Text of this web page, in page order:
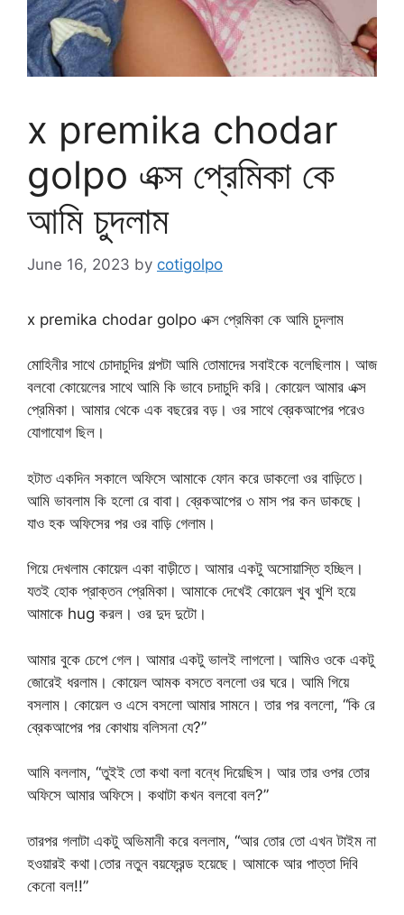
x premika chodar
golpo এক্স প্রেমিকা কে
আমি চুদলাম
June 16, 2023 by cotigolpo
x premika chodar golpo এক্স প্রেমিকা কে আমি চুদলাম
মোহিনীর সাথে চোদাচুদির গল্পটা আমি তোমাদের সবাইকে বলেছিলাম। আজ
বলবো কোয়েলের সাথে আমি কি ভাবে চদাচুদি করি। কোয়েল আমার এক্স
প্রেমিকা। আমার থেকে এক বছরের বড়। ওর সাথে ব্রেকআপের পরেও
যোগাযোগ ছিল।
হটাত একদিন সকালে অফিসে আমাকে ফোন করে ডাকলো ওর বাড়িতে।
আমি ভাবলাম কি হলো রে বাবা। ব্রেকআপের ৩ মাস পর কন ডাকছে।
যাও হক অফিসের পর ওর বাড়ি গেলাম।
গিয়ে দেখলাম কোয়েল একা বাড়ীতে। আমার একটু অসোয়াস্তি হচ্ছিল।
যতই হোক প্রাক্তন প্রেমিকা। আমাকে দেখেই কোয়েল খুব খুশি হয়ে
আমাকে hug করল। ওর দুদ দুটো।
আমার বুকে চেপে গেল। আমার একটু ভালই লাগলো। আমিও ওকে একটু
জোরেই ধরলাম। কোয়েল আমক বসতে বললো ওর ঘরে। আমি গিয়ে
বসলাম। কোয়েল ও এসে বসলো আমার সামনে। তার পর বললো, “কি রে
ব্রেকআপের পর কোথায় বলিসনা যে?”
আমি বললাম, “তুইই তো কথা বলা বন্ধে দিয়েছিস। আর তার ওপর তোর
অফিসে আমার অফিসে। কথাটা কখন বলবো বল?”
তারপর গলাটা একটু অভিমানী করে বললাম, “আর তোর তো এখন টাইম না
হওয়ারই কথা।তোর নতুন বয়ফ্রেন্ড হয়েছে। আমাকে আর পাত্তা দিবি
কেনো বল!!”